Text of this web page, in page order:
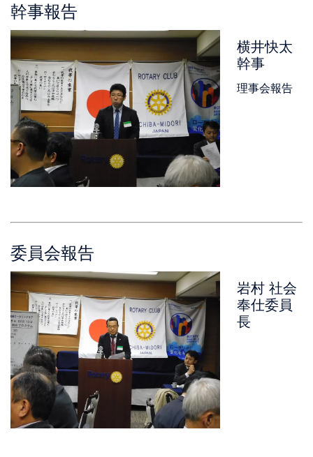
幹事報告
横井快太
幹事
理事会報告
委員会報告
岩村 社会
奉仕委員
長